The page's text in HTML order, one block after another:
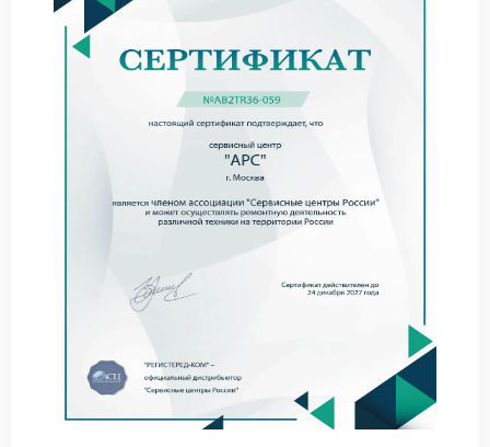
Возможные причины
Износ элементов питания со временем приводит к
высоких температур или перепадов напряжения.
Правильная эксплуатация и периодический
контроль помогают отслеживать состояние.
Что делать при возникновении
неполадок
Полезные рекомендации
В первую очередь отключите нагрузку и проверьте
подключение кабелей. Избегайте самостоятельной
Обратитесь в специализированную организацию
для точного определения причины.
Ремонт APC в таких случаях требует